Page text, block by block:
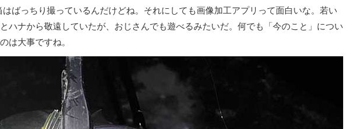
ばっちり撮っているんだけどね。それにしても画像加工アプリって面白いな。若い
ハナから敬遠していたが、おじさんでも遊べるみたいだ。何でも「今のこと」につい
は大事ですね。